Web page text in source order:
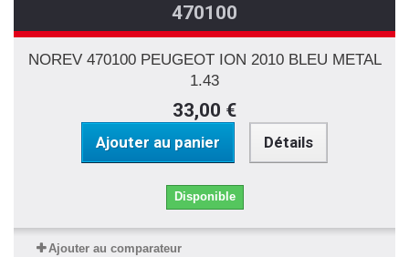
470100
NOREV 470100 PEUGEOT ION 2010 BLEU METAL
1.43
33,00 €
Ajouter au panier Détails
Disponible
Ajouter au comparateur